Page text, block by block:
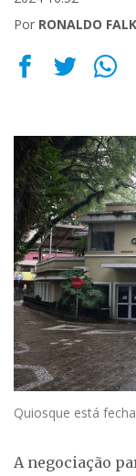
Por RONALDO
Quiosque está
A negociação